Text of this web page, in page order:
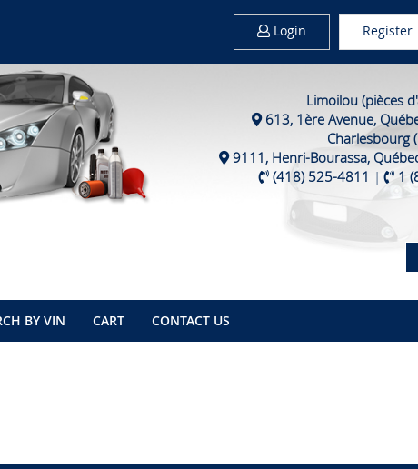
Login Register
Limoilou (pièces
613, 1ère Avenue,
Charlesbourg
9111, Henri-Bourassa,
(418) 525-4811 | 1
BY VIN CART CONTACT US